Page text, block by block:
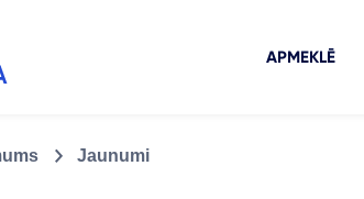
APMEKLĒ
Jaunumi